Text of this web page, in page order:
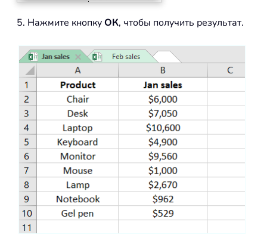
5. Нажмите кнопкуОК, чтобы получить результат.